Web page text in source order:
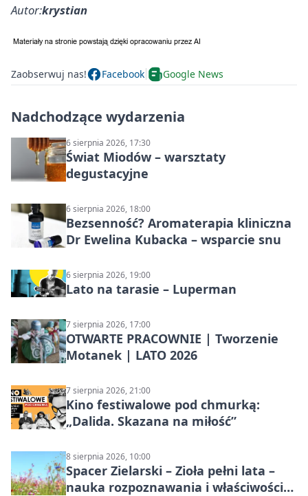
Autor:krystian
Zaobserwuj nas! Facebook Google News
Nadchodzące wydarzenia
6 sierpnia 2026, 17:30
Świat Miodów – warsztaty
degustacyjne
6 sierpnia 2026, 18:00
Bezsenność? Aromaterapia kliniczna
Dr Ewelina Kubacka – wsparcie snu
6 sierpnia 2026, 19:00
Lato na tarasie – Luperman
7 sierpnia 2026, 17:00
OTWARTE PRACOWNIE | Tworzenie
Motanek | LATO 2026
7 sierpnia 2026, 21:00
Kino festiwalowe pod chmurką:
„Dalida. Skazana na miłość”
8 sierpnia 2026, 10:00
Spacer Zielarski – Zioła pełni lata –
nauka rozpoznawania i właściwości